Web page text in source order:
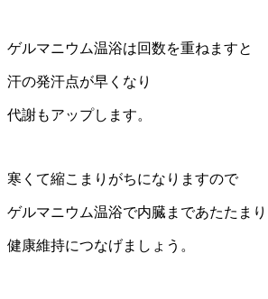
ゲルマニウム温浴は回数を重ねますと
汗の発汗点が早くなり
代謝もアップします。
寒くて縮こまりがちになりますので
ゲルマニウム温浴で内臓まであたたまり
健康維持につなげましょう。